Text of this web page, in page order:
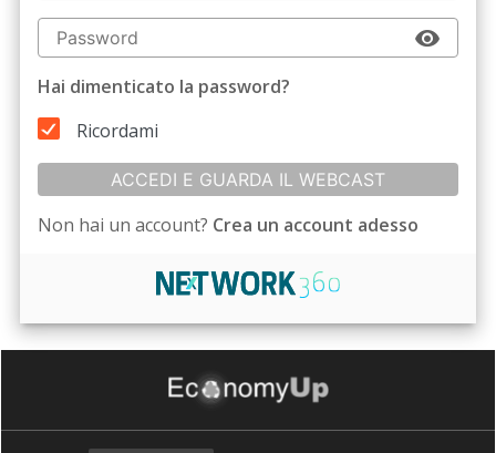
Hai dimenticato la password?
Ricordami
ACCEDI E GUARDA IL WEBCAST
Non hai un account? Crea un account adesso